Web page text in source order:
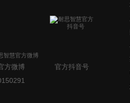
方微博
官方抖音号